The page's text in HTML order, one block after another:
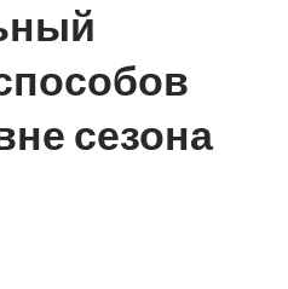
сезона